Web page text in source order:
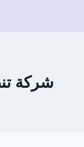
شركة